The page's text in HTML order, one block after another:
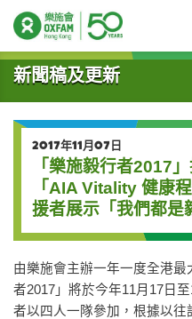
開始主要內容
新聞稿及更新
2017年11月07日
「樂施毅行者2017
「AIA Vitality 健康
援者展示「我們都是
由樂施會主辦一年一度全港
者2017」將於今年11月17日
者以四人一隊參加，根據以